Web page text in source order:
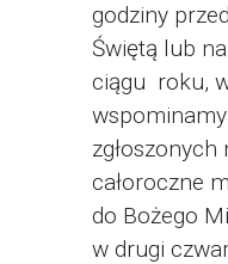
godziny
Świętą lub
ciągu roku,
całoroczne
do Bożego
w drugi